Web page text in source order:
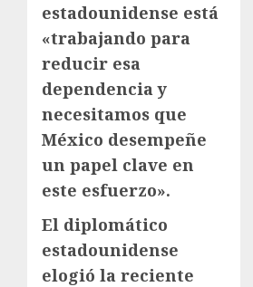
estadounidense está
«trabajando para
reducir esa
dependencia y
necesitamos que
México desempeñe
un papel clave en
este esfuerzo».
El diplomático
estadounidense
elogió la reciente